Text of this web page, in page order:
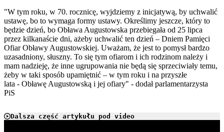
"W tym roku, w 70. rocznicę, wyjdziemy z inicjatywą, by uchwalić
ustawę, bo to wymaga formy ustawy. Określimy jeszcze, który to
będzie dzień, bo Obława Augustowska przebiegała od 25 lipca
przez kilkanaście dni, ażeby uchwalić ten dzień – Dniem Pamięci
Ofiar Obławy Augustowskiej. Uważam, że jest to pomysł bardzo
uzasadniony, słuszny. To się tym ofiarom i ich rodzinom należy i
mam nadzieję, że inne ugrupowania nie będą się sprzeciwiały temu,
żeby w taki sposób upamiętnić – w tym roku i na przyszłe
lata - Obławę Augustowską i jej ofiary" - dodał parlamentarzysta
PiS
Dalsza część artykułu pod video